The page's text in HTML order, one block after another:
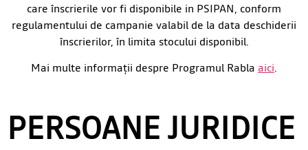
care înscrierile vor fi disponibile in PSIPAN, conform
regulamentului de campanie valabil de la data deschiderii
înscrierilor, în limita stocului disponibil.
Mai multe informații despre Programul Rabla aici.
PERSOANE JURIDICE